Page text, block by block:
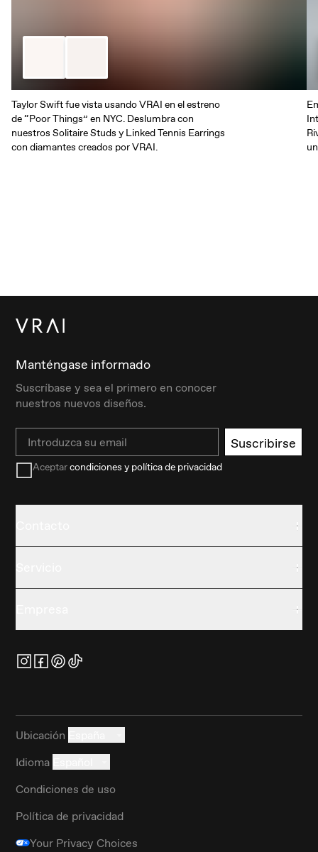
Taylor Swift fue vista usando VRAI en el estreno
de “Poor Things” en NYC. Deslumbra con
nuestros Solitaire Studs y Linked Tennis Earrings
con diamantes creados por VRAI.
Manténgase informado
Suscríbase y sea el primero en conocer
nuestros nuevos diseños.
Email Suscribirse
Aceptarcondiciones y política de privacidad
Ubicación
Idioma
Condiciones de uso
Política de privacidad
Your Privacy Choices